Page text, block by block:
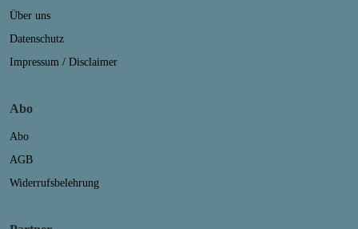
Über uns
Datenschutz
Impressum / Disclaimer
Abo
Abo
AGB
Widerrufsbelehrung